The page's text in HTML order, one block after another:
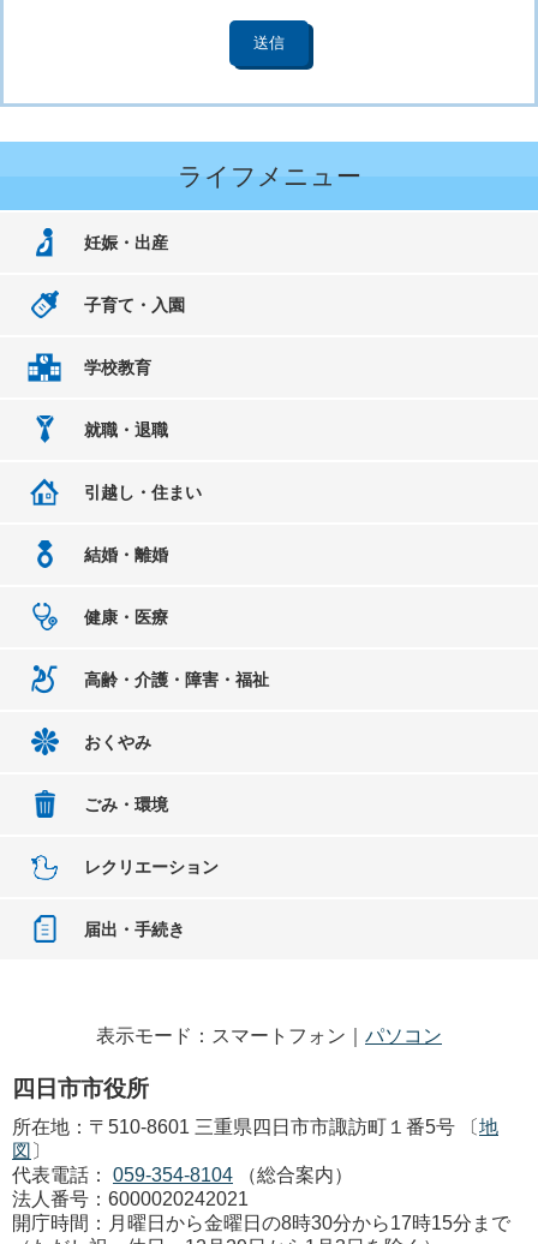
ライフメニュー
妊娠・出産
子育て・入園
学校教育
就職・退職
引越し・住まい
結婚・離婚
健康・医療
高齢・介護・障害・福祉
おくやみ
ごみ・環境
レクリエーション
届出・手続き
表示モード：スマートフォン｜ パソコン
四日市市役所
所在地：〒510-8601 三重県四日市市諏訪町１番5号 〔 地
図 〕
代表電話：
059-354-8104
（総合案内）
法人番号：6000020242021
開庁時間：月曜日から金曜日の8時30分から17時15分まで